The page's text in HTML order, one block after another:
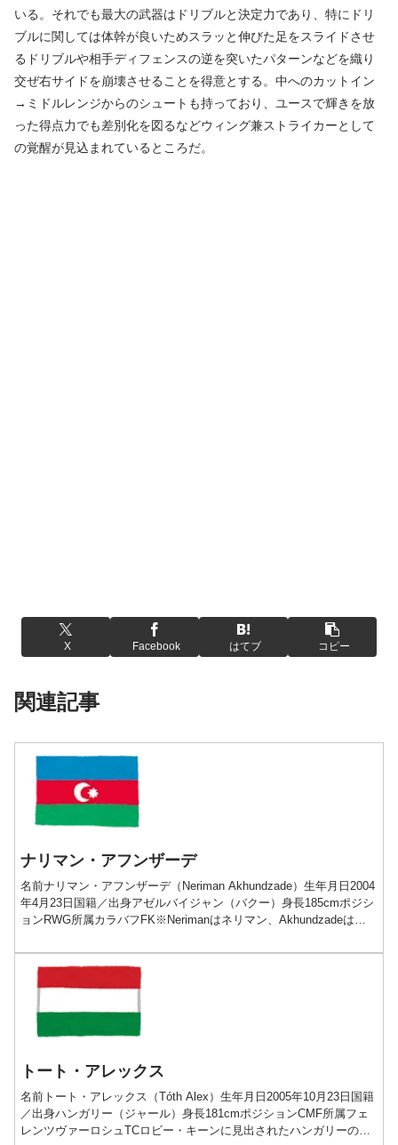
いる。それでも最大の武器はドリブルと決定力であり、特にドリ
ブルに関しては体幹が良いためスラッと伸びた足をスライドさせ
るドリブルや相手ディフェンスの逆を突いたパターンなどを織り
交ぜ右サイドを崩壊させることを得意とする。中へのカットイン
→ミドルレンジからのシュートも持っており、ユースで輝きを放
った得点力でも差別化を図るなどウィング兼ストライカーとして
の覚醒が見込まれているところだ。
X Facebook はてブ コピー
関連記事
ナリマン・アフンザーデ
名前ナリマン・アフンザーデ（Neriman Akhundzade）生年月日2004
年4月23日国籍／出身アゼルバイジャン（バクー）身長185cmポジシ
ョンRWG所属カラバフFK※Nerimanはネリマン、Akhundzadeはア
トート・アレックス
名前トート・アレックス（Tóth Alex）生年月日2005年10月23日国籍
／出身ハンガリー（ジャール）身長181cmポジションCMF所属フェ
レンツヴァーロシュTCロビー・キーンに見出されたハンガリーの魔